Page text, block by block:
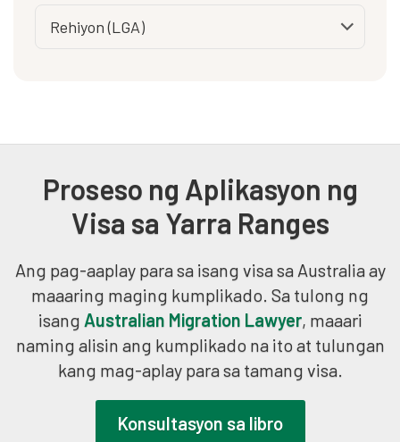
Proseso ng Aplikasyon ng
Visa sa Yarra Ranges
Ang pag-aaplay para sa isang visa sa Australia ay
maaaring maging kumplikado. Sa tulong ng
isang Australian Migration Lawyer, maaari
naming alisin ang kumplikado na ito at tulungan
kang mag-aplay para sa tamang visa.
Konsultasyon sa libro